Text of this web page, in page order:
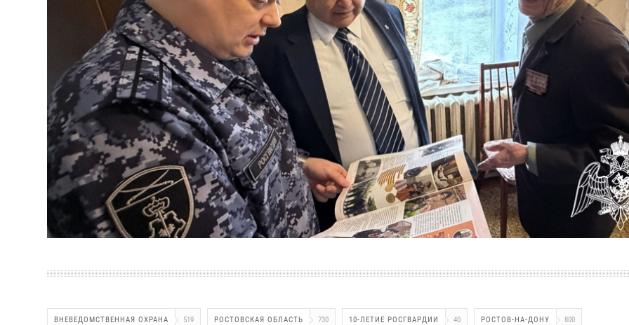
ВНЕВЕДОМСТВЕННАЯ ОХРАНА 519 РОСТОВСКАЯ ОБЛАСТЬ 730 10-ЛЕТИЕ РОСГВАРДИИ 40 РОСТОВ-НА-ДОНУ 800